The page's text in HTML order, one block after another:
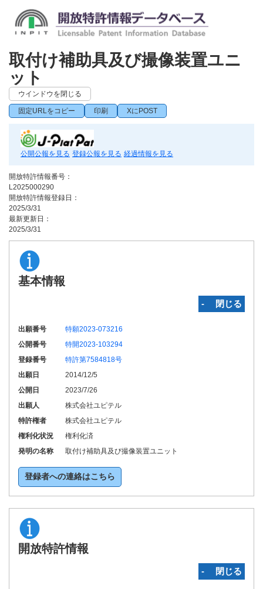
取付け補助具及び撮像装置ユニ
ット
ウインドウを閉じる
固定URLをコピー 印刷 XにPOST
公開公報を見る 登録公報を見る 経過情報を見る
開放特許情報番号：
L2025000290
開放特許情報登録日：
2025/3/31
最新更新日：
2025/3/31
基本情報
‐ 閉じる
出願番号
特願2023-073216
公開番号
特開2023-103294
登録番号
特許第7584818号
出願日
2014/12/5
公開日
2023/7/26
出願人
株式会社ユピテル
特許権者
株式会社ユピテル
権利化状況
権利化済
発明の名称
取付け補助具及び撮像装置ユニット
登録者への連絡はこちら
開放特許情報
‐ 閉じる